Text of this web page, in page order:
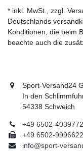
* inkl. MwSt., zzgl.
Deutschlands
Konditionen, die beim
beachte auch die
Sport-Versand24
In den
54338 Schweich
+49 6502-4039772
+49 6502-
info@sport-